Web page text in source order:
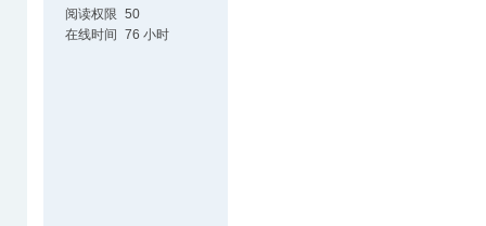
阅读权限 50
在线时间 76 小时